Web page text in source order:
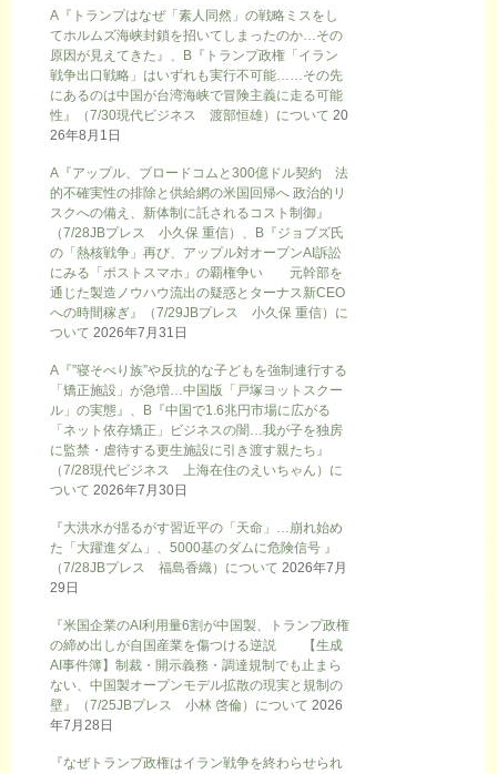
A『トランプはなぜ「素人同然」の戦略ミスをし
てホルムズ海峡封鎖を招いてしまったのか…その
原因が見えてきた』、B『トランプ政権「イラン
戦争出口戦略」はいずれも実行不可能……その先
にあるのは中国が台湾海峡で冒険主義に走る可能
性』（7/30現代ビジネス 渡部恒雄）について 20
26年8月1日
A『アップル、ブロードコムと300億ドル契約 法
的不確実性の排除と供給網の米国回帰へ 政治的リ
スクへの備え、新体制に託されるコスト制御』
（7/28JBプレス 小久保 重信）、B『ジョブズ氏
の「熱核戦争」再び、アップル対オープンAI訴訟
にみる「ポストスマホ」の覇権争い 元幹部を
通じた製造ノウハウ流出の疑惑とターナス新CEO
への時間稼ぎ』（7/29JBプレス 小久保 重信）に
ついて 2026年7月31日
A『”寝そべり族”や反抗的な子どもを強制連行する
「矯正施設」が急増…中国版「戸塚ヨットスクー
ル」の実態』、B『中国で1.6兆円市場に広がる
「ネット依存矯正」ビジネスの闇…我が子を独房
に監禁・虐待する更生施設に引き渡す親たち』
（7/28現代ビジネス 上海在住のえいちゃん）に
ついて 2026年7月30日
『大洪水が揺るがす習近平の「天命」…崩れ始め
た「大躍進ダム」、5000基のダムに危険信号 』
（7/28JBプレス 福島香織）について 2026年7月
29日
『米国企業のAI利用量6割が中国製、トランプ政権
の締め出しが自国産業を傷つける逆説 【生成
AI事件簿】制裁・開示義務・調達規制でも止まら
ない、中国製オープンモデル拡散の現実と規制の
壁』（7/25JBプレス 小林 啓倫）について 2026
年7月28日
『なぜトランプ政権はイラン戦争を終わらせられ